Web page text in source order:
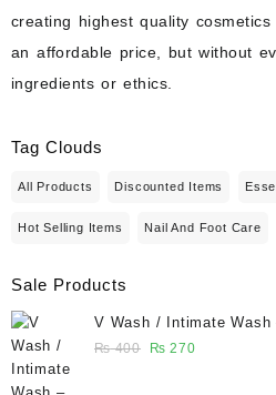
creating highest quality
an affordable price, but without
ingredients or ethics.
Tag Clouds
All Products Discounted Items
Hot Selling Items Nail And Foot Care
Sale Products
V Wash / Intimate Wash
Hygiene Wash 50 ml -
₨400
Original
₨ 270Current